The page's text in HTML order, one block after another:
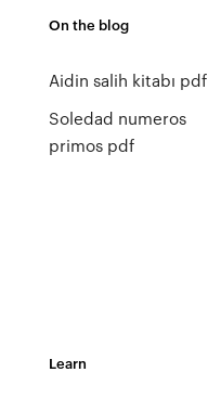
On the blog
Aidin salih kitabı pdf
Soledad numeros
primos pdf
Learn